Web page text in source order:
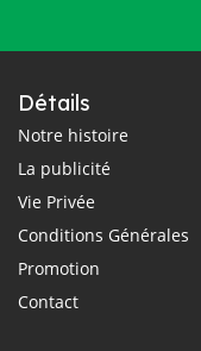
Détails
Notre histoire
La publicité
Vie Privée
Conditions Générales
Promotion
Contact